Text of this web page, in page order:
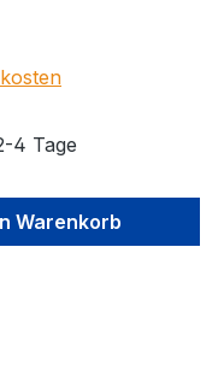
4 Tage
Warenkorb